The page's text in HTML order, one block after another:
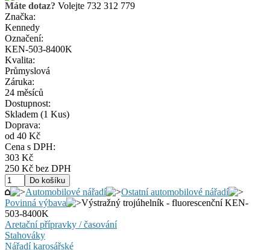
Máte dotaz? Volejte 732 312 779
Značka:
Kennedy
Označení:
KEN-503-8400K
Kvalita:
Průmyslová
Záruka:
24 měsíců
Dostupnost:
Skladem (1 Kus)
Doprava:
od 40 Kč
Cena s DPH:
303 Kč
250 Kč bez DPH
Automobilové nářadí
Ostatní automobilové nářadí
Povinná výbava
Výstražný trojúhelník - fluorescenční KEN-
503-8400K
Aretační přípravky / časování
Stahováky
Nářadí karosářské